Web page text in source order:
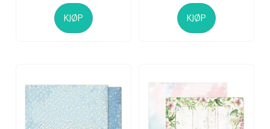
KJØP KJØP